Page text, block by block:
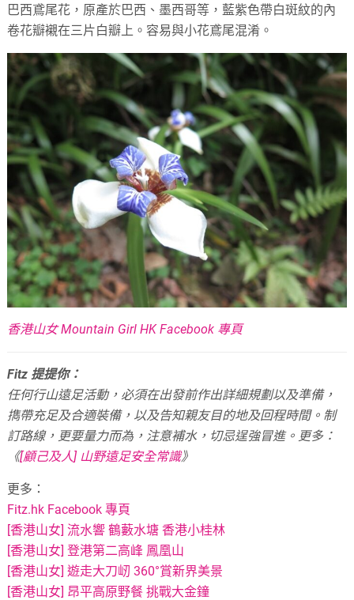
巴西鳶尾花，原產於巴西、墨西哥等，藍紫色帶白斑紋的內
卷花瓣襯在三片白瓣上。容易與小花鳶尾混淆。
香港山女 Mountain Girl HK Facebook 專頁
Fitz 提提你：
任何行山遠足活動，必須在出發前作出詳細規劃以及準備，
擕帶充足及合適裝備，以及告知親友目的地及回程時間。 制
訂路線，更要量力而為，注意補水，切忌逞強冒進。 更多：
《[顧己及人] 山野遠足安全常識》
更多：
Fitz.hk Facebook 專頁
[香港山女] 流水響 鶴藪水塘 香港小桂林
[香港山女] 登港第二高峰 鳳凰山
[香港山女] 遊走大刀屻 360°賞新界美景
[香港山女] 昂平高原野餐 挑戰大金鐘